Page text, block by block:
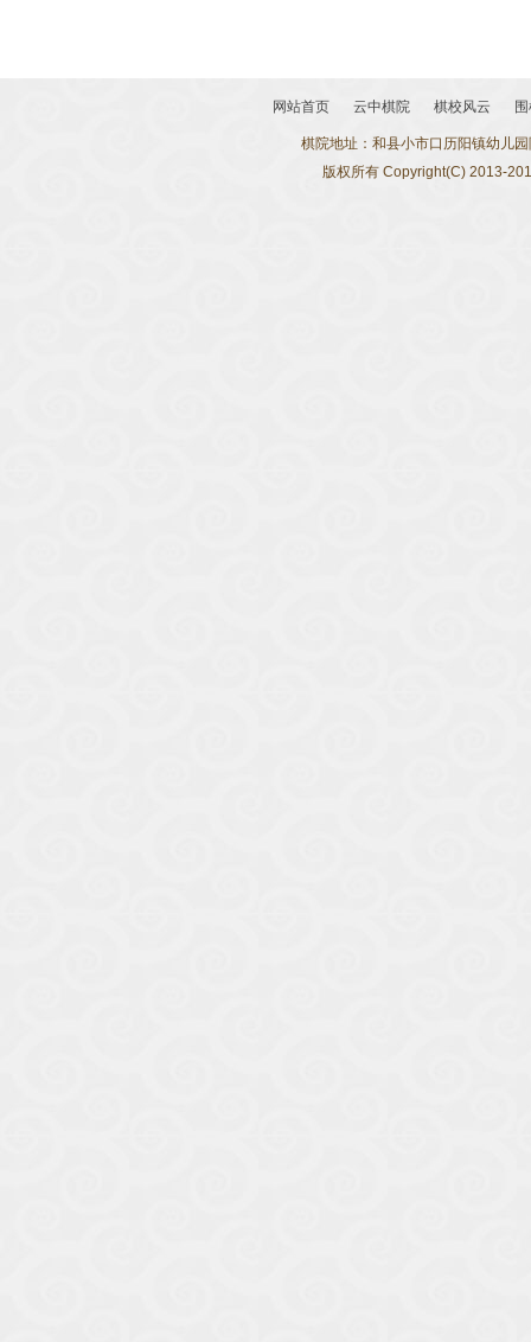
网站首页 云中棋院 棋校风云
棋院地址： 和县小市口历阳镇幼儿
版权所有 Copyright(C) 2013-